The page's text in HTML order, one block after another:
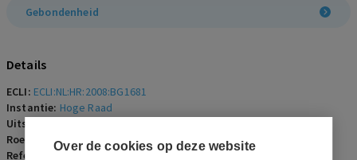
Over de cookies op deze website
Gebondenheid
Details
ECLI: ECLI:NL:HR:2008:BG1681
Instantie: Hoge Raad
Uitspraakdatum:
Roepnaam:
ECLI:NL:HR:2008:BG1681
Referentienummer:AR-2008-0772